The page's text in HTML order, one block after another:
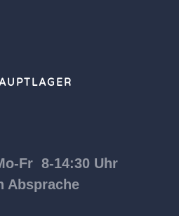
Fr 8-14:30 Uhr
Absprache